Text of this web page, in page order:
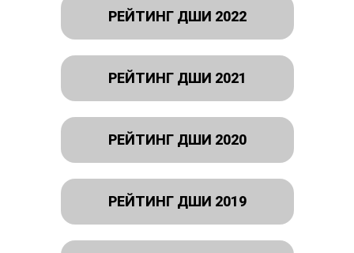
РЕЙТИНГ ДШИ 2022
РЕЙТИНГ ДШИ 2021
РЕЙТИНГ ДШИ 2020
РЕЙТИНГ ДШИ 2019